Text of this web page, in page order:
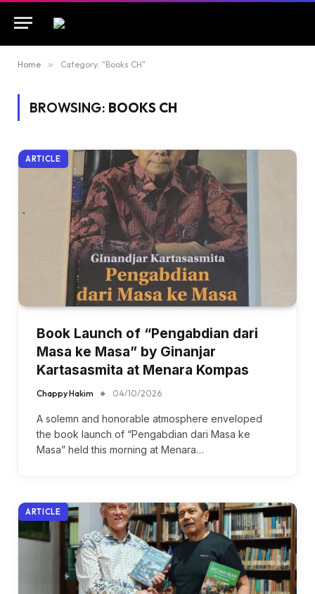
Home » Category: "Books CH"
BROWSING: BOOKS CH
ARTICLE
Book Launch of “Pengabdian dari
Masa ke Masa” by Ginanjar
Kartasasmita at Menara Kompas
Chappy Hakim 04/10/2026
A solemn and honorable atmosphere enveloped
the book launch of “Pengabdian dari Masa ke
Masa” held this morning at Menara…
ARTICLE